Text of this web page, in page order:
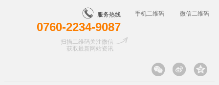
手机二维码 微信二维码
服务热线
0760-2234-9087
扫描二维码关注微信
获取最新网站资讯